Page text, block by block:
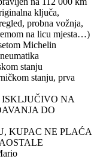
ključa,
probna vožnja,
na licu mjesta…)
Michelin
stanju
stanju, prva
NA
DO
KUPAC NE PLAĆA